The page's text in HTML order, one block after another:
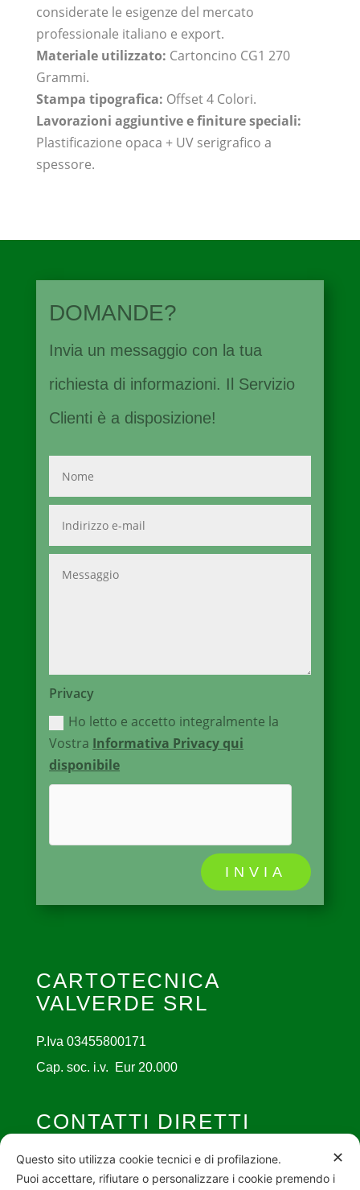
considerate le esigenze del mercato
professionale italiano e export.
Materiale utilizzato: Cartoncino CG1 270
Grammi.
Stampa tipografica: Offset 4 Colori.
Lavorazioni aggiuntive e finiture speciali:
Plastificazione opaca + UV serigrafico a
spessore.
DOMANDE?
Invia un messaggio con la tua
richiesta di informazioni. Il Servizio
Clienti è a disposizione!
Privacy
Ho letto e accetto integralmente la
Vostra Informativa Privacy qui
disponibile
INVIA
CARTOTECNICA
VALVERDE SRL
P.Iva 03455800171
Cap. soc. i.v. Eur 20.000
CONTATTI DIRETTI
 info@cartotecnicavalverde.it
 030 - 27 91 857
✕
Questo sito utilizza cookie tecnici e di profilazione.
Puoi accettare, rifiutare o personalizzare i cookie premendo i